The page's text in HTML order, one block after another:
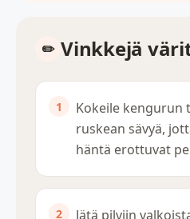
Vinkkejä
Kokeile kengurun
ruskean sävyä,
häntä erottuvat
Jätä pilviin